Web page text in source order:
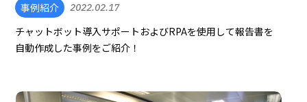
事例紹介 2022.02.17
チャットボット導入サポートおよびRPAを使用して報告書を
自動作成した事例をご紹介！